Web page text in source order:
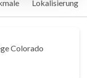
Lokalisierung
Colorado